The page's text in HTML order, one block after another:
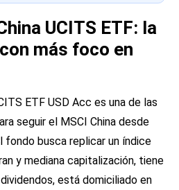
UCITS ETF: la
más foco en
ETF USD Acc es una de las
seguir el MSCI China desde
fondo busca replicar un índice
y mediana capitalización, tiene
está domiciliado en